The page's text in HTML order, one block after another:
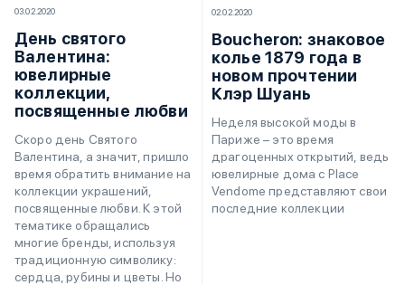
03.02.2020
День святого
Валентина:
ювелирные
коллекции,
посвященные любви
Скоро день Святого
Валентина, а значит, пришло
время обратить внимание на
коллекции украшений,
посвященные любви. К этой
тематике обращались
многие бренды, используя
традиционную символику:
сердца, рубины и цветы. Но
02.02.2020
Boucheron: знаковое
колье 1879 года в
новом прочтении
Клэр Шуань
Неделя высокой моды в
Париже – это время
драгоценных открытий, ведь
ювелирные дома с Place
Vendome представляют свои
последние коллекции